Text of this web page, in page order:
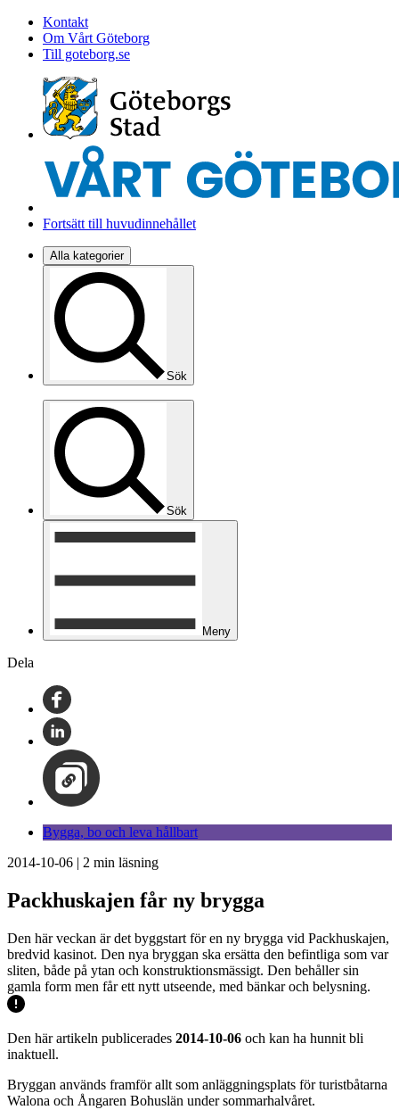
Kontakt
Om Vårt Göteborg
Till goteborg.se
Fortsätt till huvudinnehållet
Alla kategorier
Sök
Sök
Meny
Dela
Bygga, bo och leva hållbart
2014-10-06 | 2 min läsning
Packhuskajen får ny brygga
Den här veckan är det byggstart för en ny brygga vid Packhuskajen,
bredvid kasinot. Den nya bryggan ska ersätta den befintliga som var
sliten, både på ytan och konstruktionsmässigt. Den behåller sin
gamla form men får ett nytt utseende, med bänkar och belysning.
Den här artikeln publicerades 2014-10-06 och kan ha hunnit bli
inaktuell.
Bryggan används framför allt som anläggningsplats för turistbåtarna
Walona och Ångaren Bohuslän under sommarhalvåret.